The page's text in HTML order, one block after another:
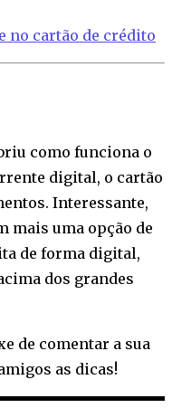
no cartão de crédito
como funciona o
digital, o cartão
Interessante,
mais uma opção de
de forma digital,
dos grandes
de comentar a sua
as dicas!